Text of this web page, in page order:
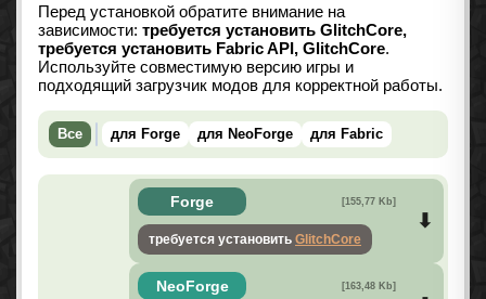
Перед установкой обратите внимание на
зависимости: требуется установить GlitchCore,
требуется установить Fabric API, GlitchCore.
Используйте совместимую версию игры и
подходящий загрузчик модов для корректной работы.
Все для Forge для NeoForge для Fabric
Forge [155,77 Kb]
требуется установить GlitchCore
NeoForge [163,48 Kb]